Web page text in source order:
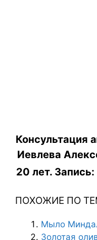
Консультация
Иевлева
20 лет. Запись:
ПОХОЖИЕ ПО
Мыло
Золотая